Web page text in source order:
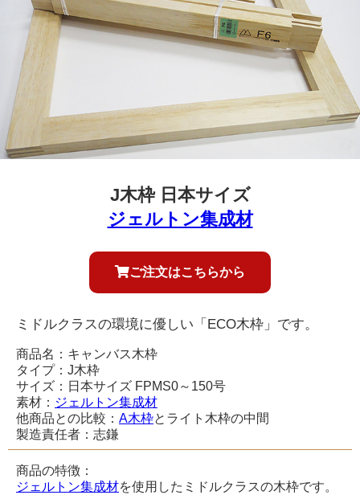
J木枠 日本サイズ
ジェルトン集成材
ご注文はこちらから
ミドルクラスの環境に優しい「ECO木枠」です。
商品名：キャンバス木枠
タイプ：J木枠
サイズ：日本サイズ FPMS0～150号
素材： ジェルトン集成材
他商品との比較： A木枠とライト木枠の中間
製造責任者：志鎌
商品の特徴：
ジェルトン集成材を使用したミドルクラスの木枠です。